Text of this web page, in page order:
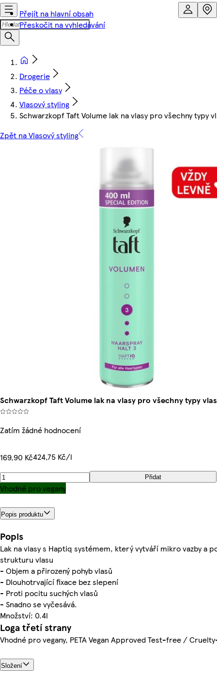
Přejít na hlavní obsah
Přeskočit na vyhledávání
Drogerie
Péče o vlasy
Vlasový styling
Schwarzkopf Taft Volume lak na vlasy pro všechny typy
Zpět na Vlasový styling
Schwarzkopf Taft Volume lak na vlasy pro všechny typy
Zatím žádné hodnocení
169,90 Kč424,75 Kč/l
Přidat
Vhodné pro vegany
Popis produktu
Popis
Lak na vlasy s Haptiq systémem, který vytváří mikro vazby a
strukturu vlasu
- Objem a přirozený pohyb vlasů
- Dlouhotrvající fixace bez slepení
- Proti pocitu suchých vlasů
- Snadno se vyčesává.
Množství: 0.4l
Loga třetí strany
Vhodné pro vegany, PETA Vegan Approved Test-free /
Složení